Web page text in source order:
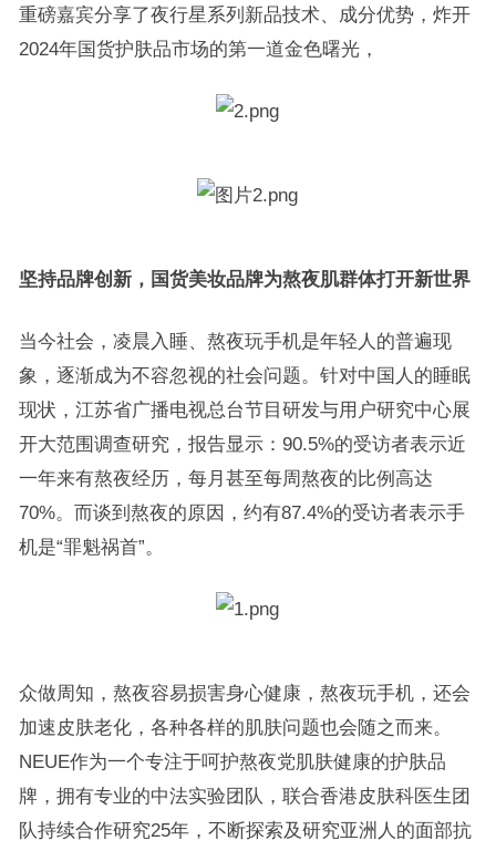
重磅嘉宾分享了夜行星系列新品技术、成分优势，炸开
2024年国货护肤品市场的第一道金色曙光，
坚持品牌创新，国货美妆品牌为熬夜肌群体打开新世界
当今社会，凌晨入睡、熬夜玩手机是年轻人的普遍现
象，逐渐成为不容忽视的社会问题。针对中国人的睡眠
现状，江苏省广播电视总台节目研发与用户研究中心展
开大范围调查研究，报告显示：90.5%的受访者表示近
一年来有熬夜经历，每月甚至每周熬夜的比例高达
70%。而谈到熬夜的原因，约有87.4%的受访者表示手
机是“罪魁祸首”。
众做周知，熬夜容易损害身心健康，熬夜玩手机，还会
加速皮肤老化，各种各样的肌肤问题也会随之而来。
NEUE作为一个专注于呵护熬夜党肌肤健康的护肤品
牌，拥有专业的中法实验团队，联合香港皮肤科医生团
队持续合作研究25年，不断探索及研究亚洲人的面部抗